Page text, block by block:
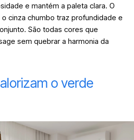
e mantém a paleta clara. O
cinza chumbo traz profundidade e
São todas cores que
sem quebrar a harmonia da
o verde